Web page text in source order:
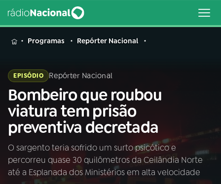
MENU
Buscar
na
Rádio
Nacional
Buscar
AO VIVO
01INÍCIO
Programas Repórter Nacional
EPISÓDIO Repórter Nacional
Bombeiro que roubou
viatura tem prisão
preventiva decretada
O sargento teria sofrido um surto psicótico e
percorreu quase 30 quilômetros da Ceilândia Norte
até a Esplanada dos Ministérios em alta velocidade